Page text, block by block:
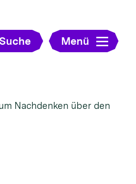
Suche Menü
Nachdenken über den